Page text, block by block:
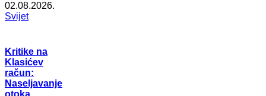
02.08.2026.
Svijet
Kritike na
Klasićev
račun:
Naseljavanje